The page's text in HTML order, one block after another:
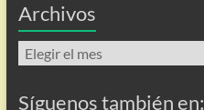
Archivos
Archivos
Síguenos también en: